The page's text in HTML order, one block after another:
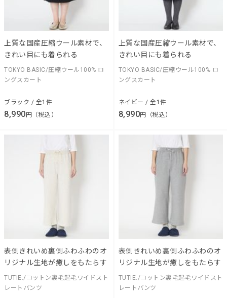
上質な国産圧縮ウール素材で、
きれい目にも着られる
TOKYO BASIC/圧縮ウール100% ロ
ングスカート
ブラック / 全1件
8,990円（税込）
上質な国産圧縮ウール素材で、
きれい目にも着られる
TOKYO BASIC/圧縮ウール100% ロ
ングスカート
ネイビー / 全1件
8,990円（税込）
表側きれいめ裏側ふわふわのオ
リジナル生地が癒しをもたらす
TUTIE./コットン裏毛起毛ワイドスト
レートパンツ
表側きれいめ裏側ふわふわのオ
リジナル生地が癒しをもたらす
TUTIE./コットン裏毛起毛ワイドスト
レートパンツ